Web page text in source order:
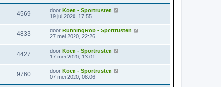
4569 door Koen - Sportrusten
19 jul 2020, 17:55
4833 door RunningRob - Sportrusten
27 mei 2020, 22:26
4427 door Koen - Sportrusten
17 mei 2020, 13:01
9760 door Koen - Sportrusten
07 mei 2020, 08:06